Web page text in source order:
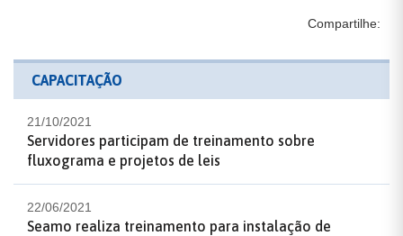
Compartilhe:
CAPACITAÇÃO
21/10/2021
Servidores participam de treinamento sobre
fluxograma e projetos de leis
22/06/2021
Seamo realiza treinamento para instalação de